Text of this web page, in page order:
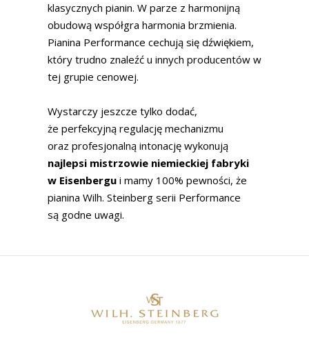
klasycznych pianin. W parze z harmonijną
obudową współgra harmonia brzmienia.
Pianina Performance cechują się dźwiękiem,
który trudno znaleźć u innych producentów w
tej grupie cenowej.
Wystarczy jeszcze tylko dodać,
że perfekcyjną regulację mechanizmu
oraz profesjonalną intonację wykonują
najlepsi mistrzowie niemieckiej fabryki
w Eisenbergu i mamy 100% pewności, że
pianina Wilh. Steinberg serii Performance
są godne uwagi.